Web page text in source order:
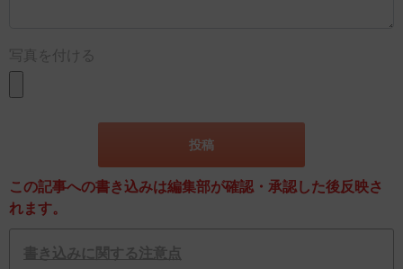
写真を付ける
この記事への書き込みは編集部が確認・承認した後反映さ
れます。
書き込みに関する注意点